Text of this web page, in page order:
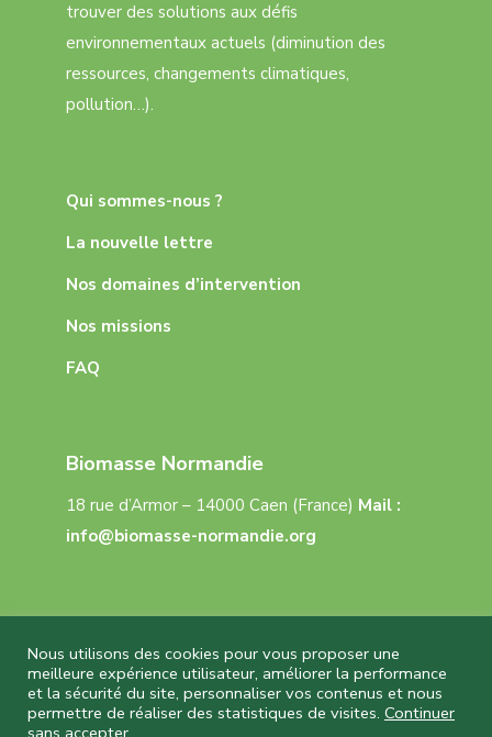
trouver des solutions aux défis
environnementaux actuels (diminution des
ressources, changements climatiques,
pollution…).
Qui sommes-nous ?
La nouvelle lettre
Nos domaines d’intervention
Nos missions
FAQ
Biomasse Normandie
18 rue d’Armor – 14000 Caen (France) Mail :
info@biomasse-normandie.org
Biomasse Normandie © 2026 Tous droits réservés
– RéalisationCapture Communication –
Nous utilisons des cookies pour vous proposer une
meilleure expérience utilisateur, améliorer la performance
et la sécurité du site, personnaliser vos contenus et nous
permettre de réaliser des statistiques de visites. Continuer
sans accepter